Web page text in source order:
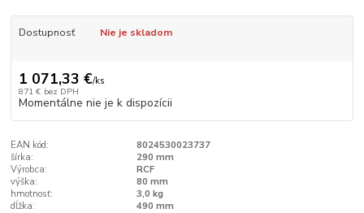
Dostupnosť Nie je skladom
1 071,33 €/ks
871 € bez DPH
Momentálne nie je k dispozícii
EAN kód:
8024530023737
šírka:
290 mm
Výrobca:
RCF
výška:
80 mm
hmotnosť:
3,0 kg
dĺžka:
490 mm